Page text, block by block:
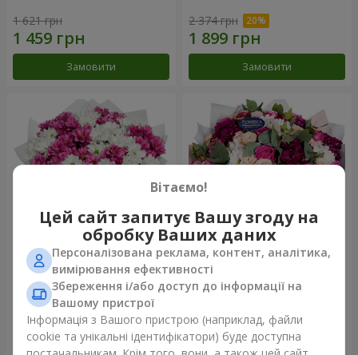
1 621 грн
Замовити
2 374 грн
Замовити
Букет "Струни серця"
2 656 грн
Замовити
Букет "Все для тебе ...!"
Замовити
Вітаємо!
Цей сайт запитує Вашу згоду на
обробку Ваших даних
Персоналізована реклама, контент, аналітика,
вимірювання ефективності
Збереження і/або доступ до інформації на
Вашому пристрої
Інформація з Вашого пристрою (наприклад, файли
cookie та унікальні ідентифікатори) буде доступна